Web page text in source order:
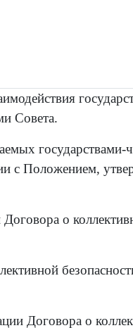
Совета.
государствами-
с Положением,
о
Договора о